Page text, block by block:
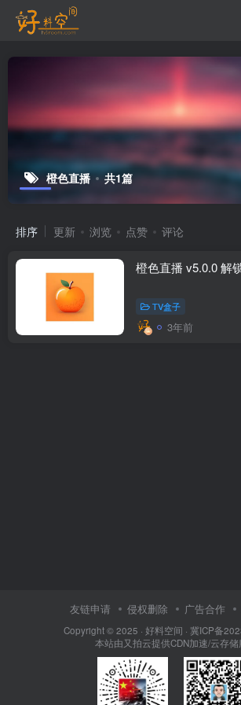
橙色直播 共1篇
排序 更新 浏览 点赞 评论
橙色直播 v5.0.0 解
TV盒子
3年前
友链申请 侵权删除 广告合作
Copyright © 2025 · 好料空间 · 冀ICP备
本站由又拍云提供CDN加速/云存储